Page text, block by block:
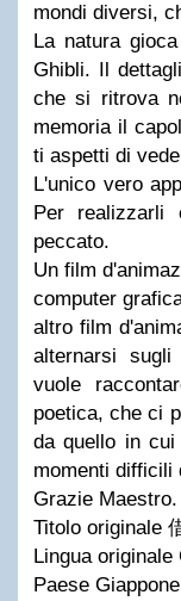
mondi diversi,
La natura
Ghibli. Il
che si ritrova
memoria il
ti aspetti di
L'unico vero
Per realizzarli
peccato.
Un film
computer
altro film
alternarsi
vuole
poetica, che ci
da quello in
momenti difficili
Grazie Maestro.
Titolo originale
Lingua originale
Paese Giappone